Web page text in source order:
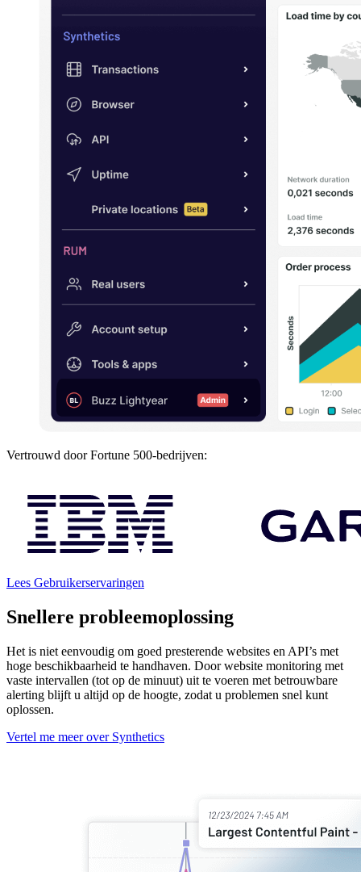
Vertrouwd door Fortune 500-bedrijven:
Lees Gebruikerservaringen
Snellere probleemoplossing
Het is niet eenvoudig om goed presterende websites en API’s met
hoge beschikbaarheid te handhaven. Door website monitoring met
vaste intervallen (tot op de minuut) uit te voeren met betrouwbare
alerting blijft u altijd op de hoogte, zodat u problemen snel kunt
oplossen.
Vertel me meer over Synthetics